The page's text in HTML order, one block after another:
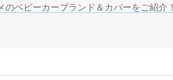
ベビーカーブランド＆カバーをご紹介！